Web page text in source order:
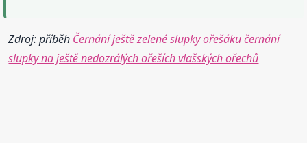
Zdroj: příběh Černání ještě zelené slupky ořešáku černání
slupky na ještě nedozrálých ořeších vlašských ořechů